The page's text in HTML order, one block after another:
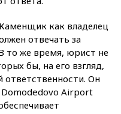
как владелец
отвечать за
то же время, юрист не
бы, на его взгляд,
ответственности. Он
Airport